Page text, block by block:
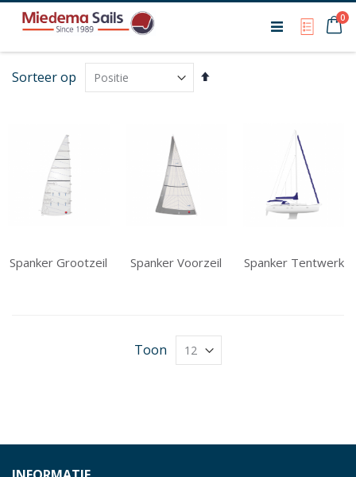
My0
Sorteer op
Van
Spanker Grootzeil Spanker Voorzeil Spanker Tentwerk
Toon